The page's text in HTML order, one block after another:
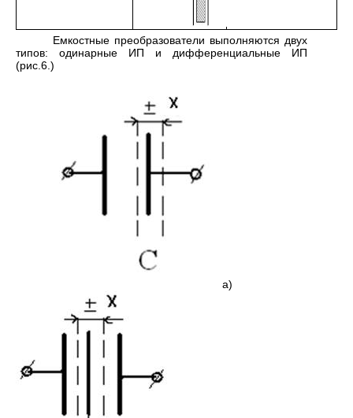
Емкостные преобразователи выполняются двух
типов: одинарные ИП и дифференциальные ИП
(рис.6.)
а)